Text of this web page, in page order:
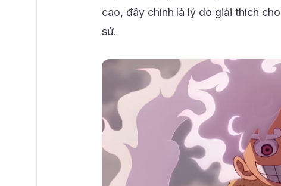
cao, đây chính là lý do giải thích
sử.